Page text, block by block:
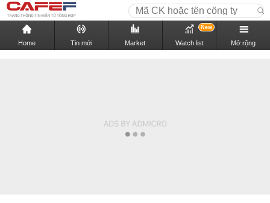
Home Tin mới Market Watch list
New
Mở rộng